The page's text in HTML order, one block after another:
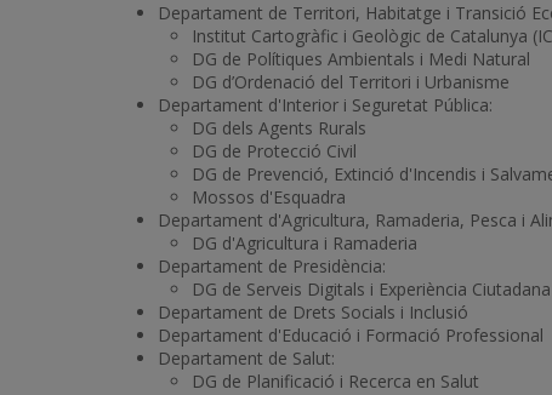
Departament de Territori, Habitatge i Transició
Institut Cartogràfic i Geològic de Catalunya
DG de Polítiques Ambientals i Medi Natural
DG d’Ordenació del Territori i Urbanisme
Departament d'Interior i Seguretat Pública:
DG dels Agents Rurals
DG de Protecció Civil
DG de Prevenció, Extinció d'Incendis i
Mossos d'Esquadra
Departament d'Agricultura, Ramaderia, Pesca i
DG d'Agricultura i Ramaderia
Departament de Presidència:
DG de Serveis Digitals i Experiència Ciutadana
Departament de Drets Socials i Inclusió
Departament d'Educació i Formació Professional
Departament de Salut:
DG de Planificació i Recerca en Salut